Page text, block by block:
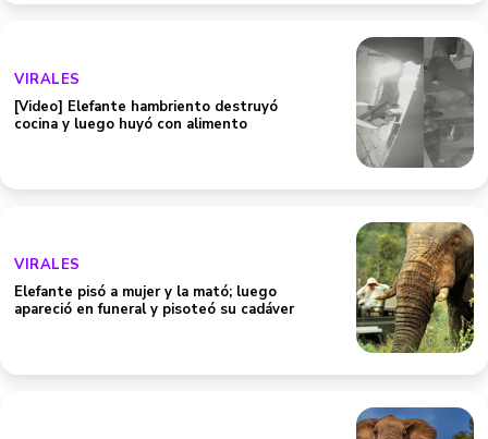
VIRALES
[Video] Elefante hambriento destruyó
cocina y luego huyó con alimento
VIRALES
Elefante pisó a mujer y la mató; luego
apareció en funeral y pisoteó su cadáver